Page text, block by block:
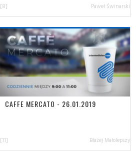
[8] Paweł Świnarski
CAFFE MERCATO - 26.01.2019
[11] Błażej Małolepszy